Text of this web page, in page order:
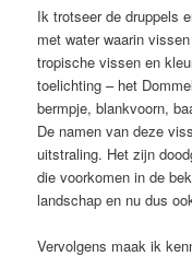
Ik trotseer de druppels
met water waarin
tropische vissen en
toelichting – het
bermpje, blankvoorn,
De namen van deze
uitstraling. Het zijn
die voorkomen in de
landschap en nu dus
Vervolgens maak ik